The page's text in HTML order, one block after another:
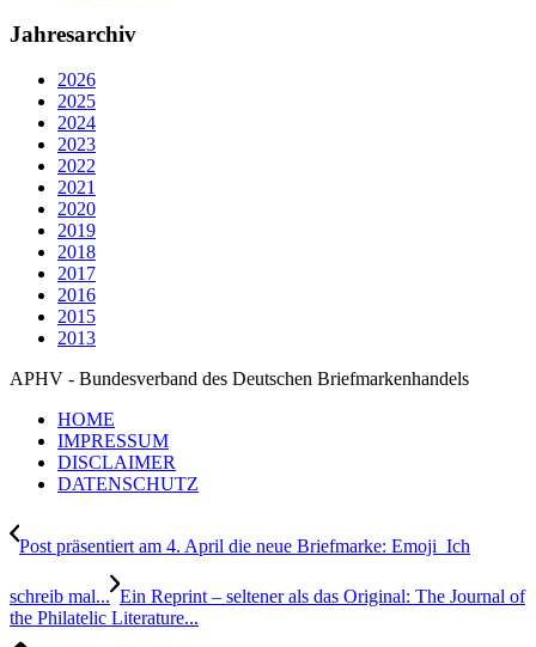
Jahresarchiv
2026
2025
2024
2023
2022
2021
2020
2019
2018
2017
2016
2015
2013
APHV - Bundesverband des Deutschen Briefmarkenhandels
HOME
IMPRESSUM
DISCLAIMER
DATENSCHUTZ
Post präsentiert am 4. April die neue Briefmarke: Emoji  Ich
schreib mal... Ein Reprint – seltener als das Original: The Journal of
the Philatelic Literature...